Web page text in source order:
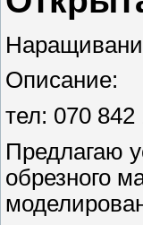
Описание:
тел: 070
Предлагаю
обрезного